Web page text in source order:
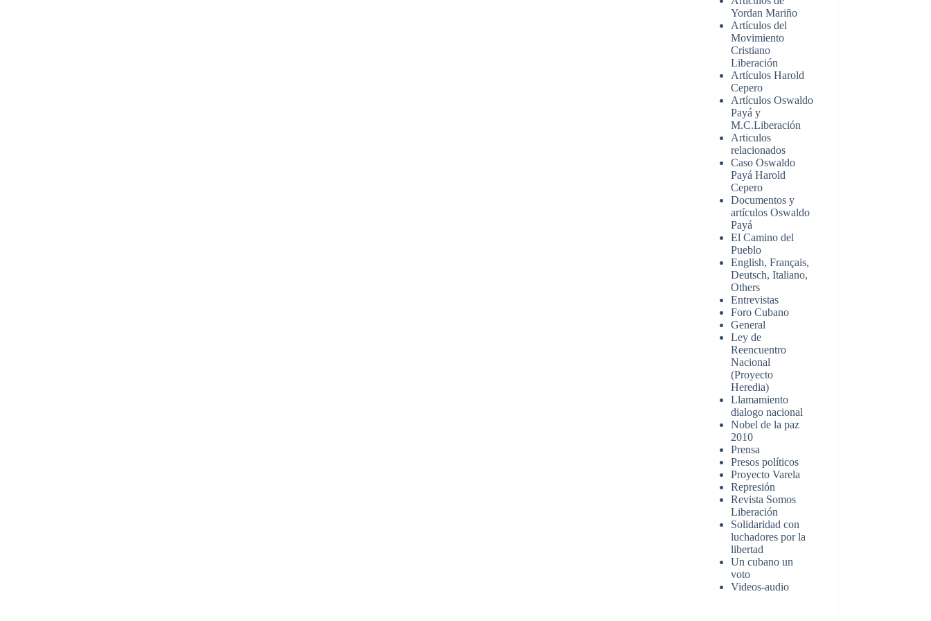
Yordan Mariño
Artículos del
Movimiento
Cristiano
Liberación
Artículos Harold
Cepero
Artículos Oswaldo
Payá y
M.C.Liberación
Articulos
relacionados
Caso Oswaldo
Payá Harold
Cepero
Documentos y
artículos Oswaldo
Payá
El Camino del
Pueblo
English, Français,
Deutsch, Italiano,
Others
Entrevistas
Foro Cubano
General
Ley de
Reencuentro
Nacional
(Proyecto
Heredia)
Llamamiento
dialogo nacional
Nobel de la paz
2010
Prensa
Presos políticos
Proyecto Varela
Represión
Revista Somos
Liberación
Solidaridad con
luchadores por la
libertad
Un cubano un
voto
Videos-audio